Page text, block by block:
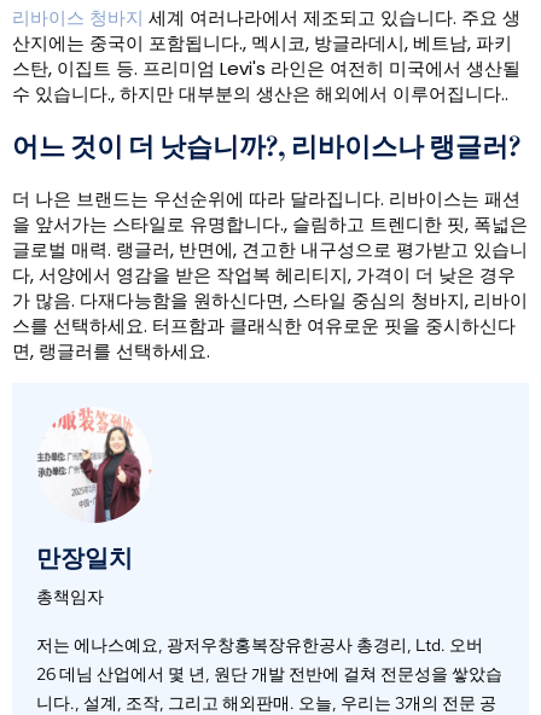
리바이스 청바지 세계 여러나라에서 제조되고 있습니다. 주요 생
산지에는 중국이 포함됩니다., 멕시코, 방글라데시, 베트남, 파키
스탄, 이집트 등. 프리미엄 Levi's 라인은 여전히 ​​미국에서 생산될
수 있습니다., 하지만 대부분의 생산은 해외에서 이루어집니다..
어느 것이 더 낫습니까?, 리바이스나 랭글러?
더 나은 브랜드는 우선순위에 따라 달라집니다. 리바이스는 패션
을 앞서가는 스타일로 유명합니다., 슬림하고 트렌디한 핏, 폭넓은
글로벌 매력. 랭글러, 반면에, 견고한 내구성으로 평가받고 있습니
다, 서양에서 영감을 받은 작업복 헤리티지, 가격이 더 낮은 경우
가 많음. 다재다능함을 원하신다면, 스타일 중심의 청바지, 리바이
스를 선택하세요. 터프함과 클래식한 여유로운 핏을 중시하신다
면, 랭글러를 선택하세요.
만장일치
총책임자
저는 에나스예요, 광저우창홍복장유한공사 총경리, Ltd. 오버
26 데님 산업에서 몇 년, 원단 개발 전반에 걸쳐 전문성을 쌓았습
니다., 설계, 조작, 그리고 해외판매. 오늘, 우리는 3개의 전문 공